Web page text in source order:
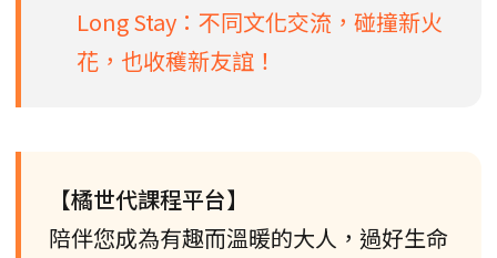
Long Stay：不同文化交流，碰撞新火
花，也收穫新友誼！
【橘世代課程平台】
陪伴您成為有趣而溫暖的大人，過好生命